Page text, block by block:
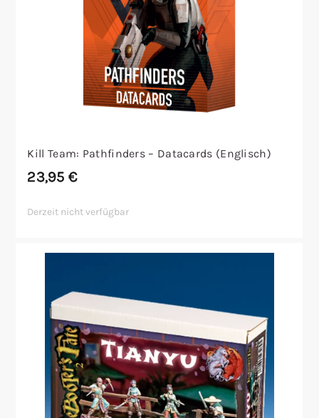
Kill Team: Pathfinders – Datacards (Englisch)
23,95€
Derzeit nicht verfügbar